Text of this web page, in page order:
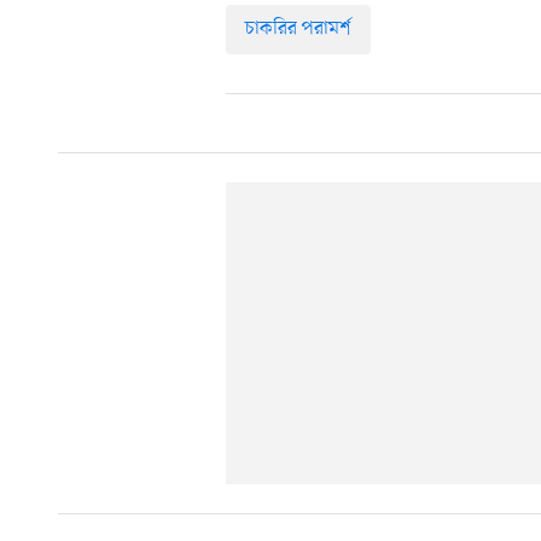
চাকরির পরামর্শ